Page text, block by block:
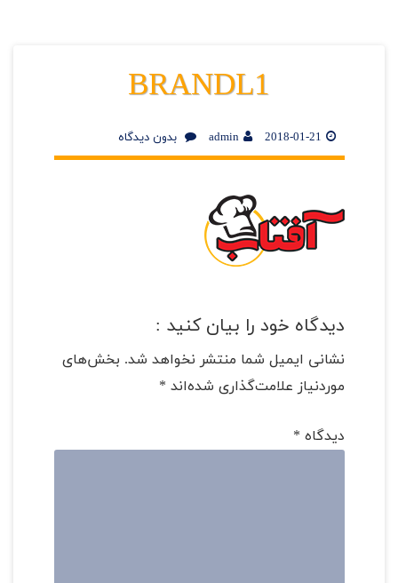
BRANDL1
2018-01-21
admin بدون دیدگاه
دیدگاه خود را بیان کنید :
نشانی ایمیل شما منتشر نخواهد شد. بخش‌های
موردنیاز علامت‌گذاری شده‌اند *
دیدگاه *